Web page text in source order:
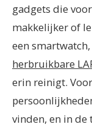
gadgets die
makkelijker of
een smartwatch,
herbruikbare
erin reinigt.
vinden, en in de